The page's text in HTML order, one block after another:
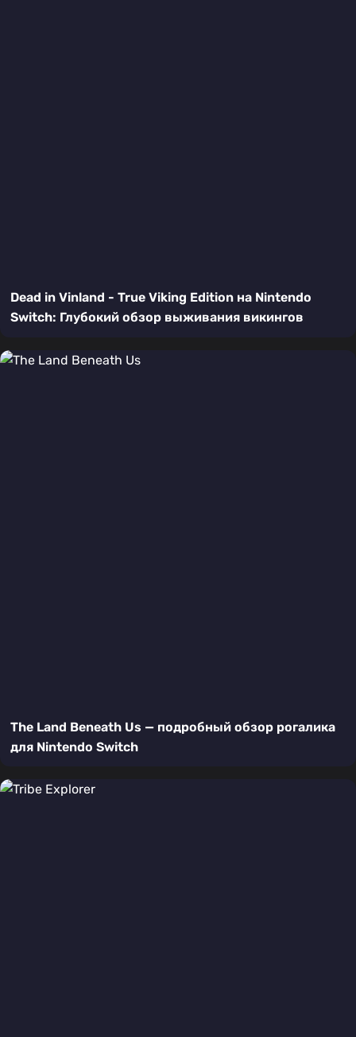
Dead in Vinland - True Viking Edition на Nintendo
Switch: Глубокий обзор выживания викингов
The Land Beneath Us — подробный обзор рогалика
для Nintendo Switch